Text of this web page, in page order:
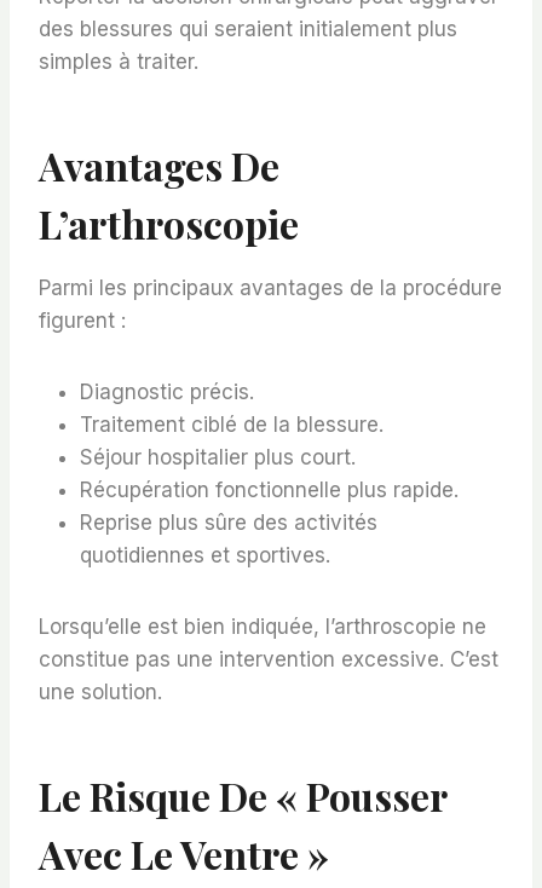
des blessures qui seraient initialement plus
simples à traiter.
Avantages De
L’arthroscopie
Parmi les principaux avantages de la procédure
figurent :
Diagnostic précis.
Traitement ciblé de la blessure.
Séjour hospitalier plus court.
Récupération fonctionnelle plus rapide.
Reprise plus sûre des activités
quotidiennes et sportives.
Lorsqu’elle est bien indiquée, l’arthroscopie ne
constitue pas une intervention excessive. C’est
une solution.
Le Risque De « Pousser
Avec Le Ventre »